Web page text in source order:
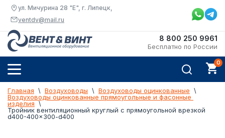
ул. Мичурина 28 "Е", г. Липецк,
ventdv@mail.ru
Бесплатно по России
8 800 250 9961
Главная
  \
Воздуховоды
  \
Воздуховоды оцинкованные
Воздуховоды оцинкованные прямоугольные и фасонные
изделия
  \
Тройник вентиляционный круглый с прямоугольной врезкой
d400-400x300-d400